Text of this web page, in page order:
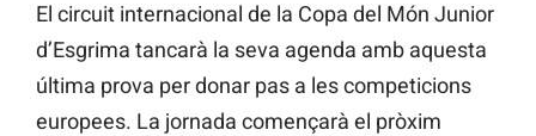
El circuit internacional de la Copa del Món Junior
d’Esgrima tancarà la seva agenda amb aquesta
última prova per donar pas a les competicions
europees. La jornada començarà el pròxim